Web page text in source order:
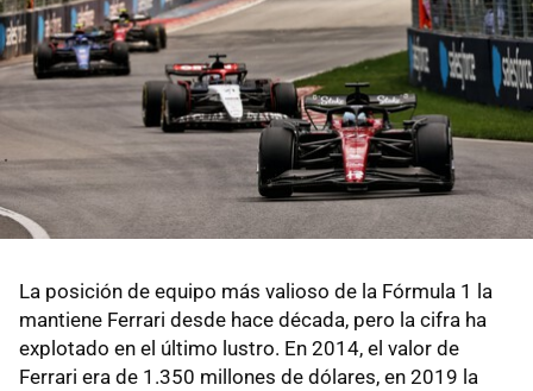
La posición de equipo más valioso de la Fórmula 1 la
mantiene Ferrari desde hace década, pero la cifra ha
explotado en el último lustro. En 2014, el valor de
Ferrari era de 1.350 millones de dólares, en 2019 la